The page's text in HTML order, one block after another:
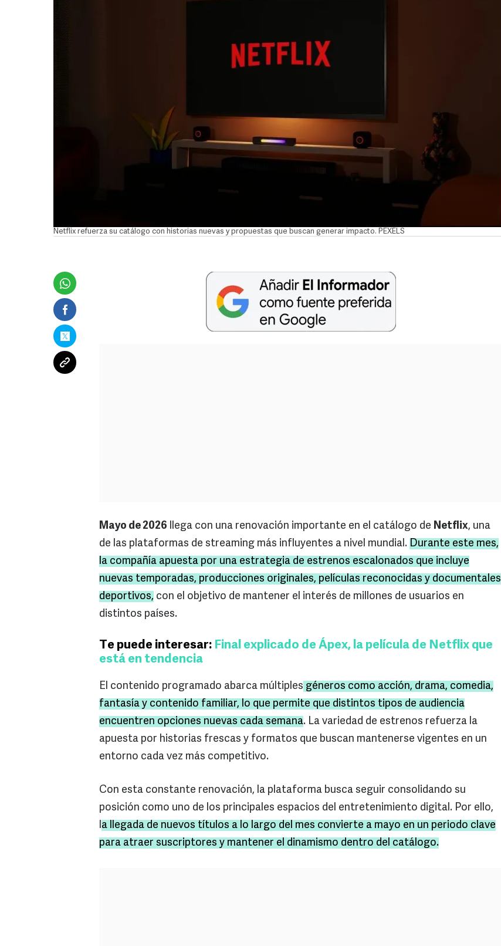
Netflix refuerza su catálogo con historias nuevas y propuestas que buscan generar impacto. PEXELS
Mayo de 2026 llega con una renovación importante en el catálogo de Netflix, una
de las plataformas de streaming más influyentes a nivel mundial. Durante este mes,
la compañía apuesta por una estrategia de estrenos escalonados que incluye
nuevas temporadas, producciones originales, películas reconocidas y documentales
deportivos, con el objetivo de mantener el interés de millones de usuarios en
distintos países.
Te puede interesar: Final explicado de Ápex, la película de Netflix que
está en tendencia
El contenido programado abarca múltiples géneros como acción, drama, comedia,
fantasía y contenido familiar, lo que permite que distintos tipos de audiencia
encuentren opciones nuevas cada semana. La variedad de estrenos refuerza la
apuesta por historias frescas y formatos que buscan mantenerse vigentes en un
entorno cada vez más competitivo.
Con esta constante renovación, la plataforma busca seguir consolidando su
posición como uno de los principales espacios del entretenimiento digital. Por ello,
la llegada de nuevos títulos a lo largo del mes convierte a mayo en un periodo clave
para atraer suscriptores y mantener el dinamismo dentro del catálogo.